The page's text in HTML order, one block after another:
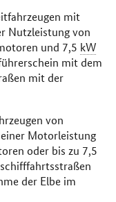
mit
Nutzleistung von
und 7,5 kW
mit dem
mit der
von
Motorleistung
oder bis zu 7,5
der Elbe im